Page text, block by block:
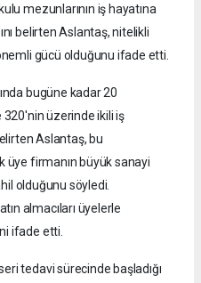
mezunlarının iş hayatına
belirten Aslantaş, nitelikli
gücü olduğunu ifade etti.
bugüne kadar 20
üzerinde ikili iş
Aslantaş, bu
üye firmanın büyük sanayi
olduğunu söyledi.
almacıları üyelerle
ifade etti.
tedavi sürecinde başladığı